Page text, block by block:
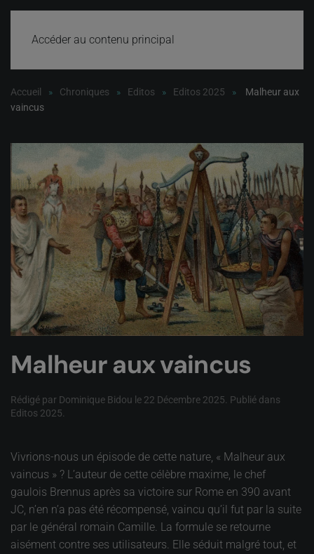
Accéder au contenu principal
Accueil Chroniques Editos Editos 2025
Malheur aux
vaincus
Malheur aux vaincus
Rédigé par Dominique Bidou le 22 Décembre 2025 . Publié dans
Editos 2025
Vivrions-nous un épisode de cette nature, « Malheur aux
vaincus » ? L’auteur de cette célèbre maxime, le chef
gaulois Brennus après sa victoire sur Rome en 390 avant
JC, n’en n’a pas été récompensé, vaincu qu’il fut par la suite
par le général romain Camille. La formule se retourne
aisément contre ses utilisateurs. Elle séduit malgré tout, et